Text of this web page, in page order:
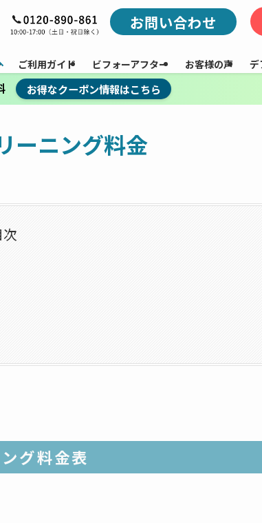
お問い合わせ
ご利用ガイド ビフォーアフター お客様の声 デ
お得なクーポン情報はこちら
ーニング料金
次
グ料金表